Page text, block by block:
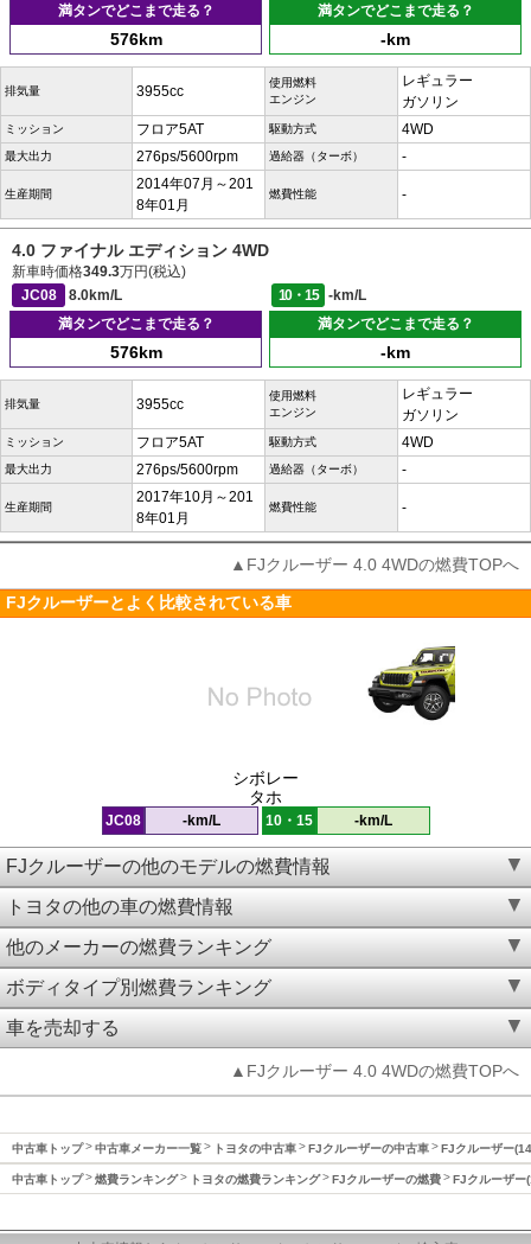
満タンでどこまで走る？
576km
満タンでどこまで走る？
-km
排気量 3955cc
使用燃料
エンジン
レギュラー
ガソリン
ミッション フロア5AT 駆動方式 4WD
最大出力 276ps/5600rpm 過給器（ターボ） -
生産期間
2014年07月～201
8年01月
燃費性能 -
4.0 ファイナル エディション 4WD
新車時価格349.3万円(税込)
JC08
8.0km/L 10・15
-km/L
満タンでどこまで走る？
576km
満タンでどこまで走る？
-km
排気量 3955cc
使用燃料
エンジン
レギュラー
ガソリン
ミッション フロア5AT 駆動方式 4WD
最大出力 276ps/5600rpm 過給器（ターボ） -
生産期間
2017年10月～201
8年01月
燃費性能 -
▲FJクルーザー 4.0 4WDの燃費TOPへ
FJクルーザーとよく比較されている車
シボレー
タホ
JC08 -km/L 10・15 -km/L
FJクルーザーの他のモデルの燃費情報
トヨタの他の車の燃費情報
他のメーカーの燃費ランキング
ボディタイプ別燃費ランキング
車を売却する
▲FJクルーザー 4.0 4WDの燃費TOPへ
中古車トップ 中古車メーカー一覧 トヨタの中古車 FJクルーザーの中古車 FJクルーザー
中古車トップ 燃費ランキング トヨタの燃費ランキング FJクルーザーの燃費 FJクルーザー